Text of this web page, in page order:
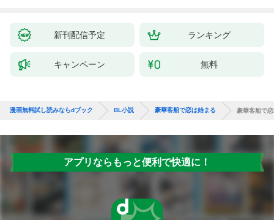
新刊配信予定 ランキング
キャンペーン 無料
漫画無料試し読みならdブック BL小説 豪華客船で恋は始まる 豪華客船で
アプリならもっと便利で快適に！